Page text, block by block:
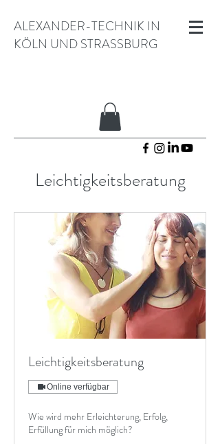
ALEXANDER-TECHNIK IN
KÖLN UND STRASSBURG
Leichtigkeitsberatung
Leichtigkeitsberatung
Online verfügbar
Wie wird mehr Erleichterung, Erfolg,
Erfüllung für mich möglich?